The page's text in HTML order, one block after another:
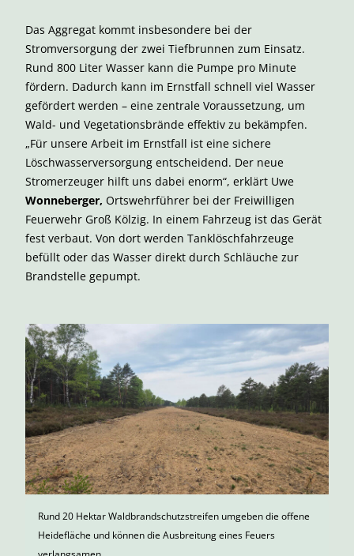
Das Aggregat kommt insbesondere bei der
Stromversorgung der zwei Tiefbrunnen zum Einsatz.
Rund 800 Liter Wasser kann die Pumpe pro Minute
fördern. Dadurch kann im Ernstfall schnell viel Wasser
gefördert werden – eine zentrale Voraussetzung, um
Wald- und Vegetationsbrände effektiv zu bekämpfen.
„Für unsere Arbeit im Ernstfall ist eine sichere
Löschwasserversorgung entscheidend. Der neue
Stromerzeuger hilft uns dabei enorm“, erklärt Uwe
Wonneberger, Ortswehrführer bei der Freiwilligen
Feuerwehr Groß Kölzig. In einem Fahrzeug ist das Gerät
fest verbaut. Von dort werden Tanklöschfahrzeuge
befüllt oder das Wasser direkt durch Schläuche zur
Brandstelle gepumpt.
Rund 20 Hektar Waldbrandschutzstreifen umgeben die offene
Heidefläche und können die Ausbreitung eines Feuers